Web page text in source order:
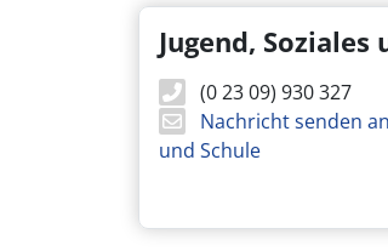
Jugend, Soziales
(0 23 09) 930 327
Nachricht senden
und Schule